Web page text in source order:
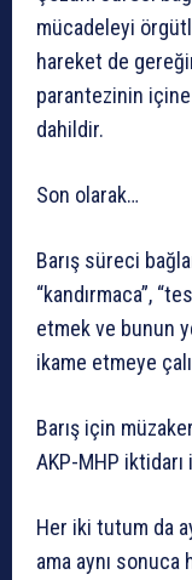
mücadeleyi
hareket de
parantezinin içine
dahildir.
Son olarak…
Barış süreci
“kandırmaca”,
etmek ve bunun
ikame etmeye
Barış için
AKP-MHP iktidarı
Her iki tutum da
ama aynı